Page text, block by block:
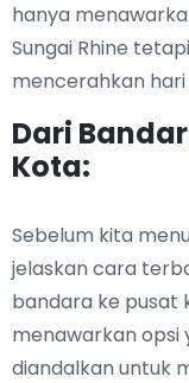
hanya
Sungai Rhine
mencerahkan hari
Dari
Kota:
Sebelum kita
jelaskan cara
bandara ke pusat
menawarkan opsi
diandalkan untuk